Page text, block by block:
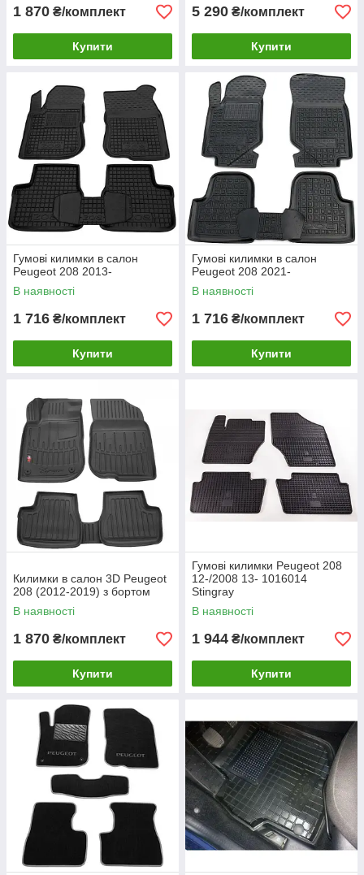
1 870 ₴/комплект
Купити
5 290 ₴/комплект
Купити
Гумові килимки в салон
Peugeot 208 2013-
В наявності
1 716 ₴/комплект
Купити
Гумові килимки в салон
Peugeot 208 2021-
В наявності
1 716 ₴/комплект
Купити
Килимки в салон 3D Peugeot
208 (2012-2019) з бортом
В наявності
1 870 ₴/комплект
Купити
Гумові килимки Peugeot 208
12-/2008 13- 1016014
Stingray
В наявності
1 944 ₴/комплект
Купити